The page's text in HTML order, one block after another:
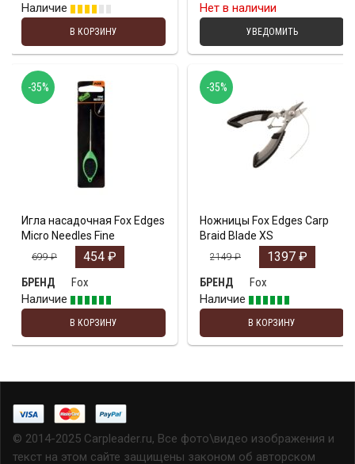
Наличие
В КОРЗИНУ
Нет в наличии
УВЕДОМИТЬ
Игла насадочная Fox Edges
Micro Needles Fine
699₽ 454 ₽
БРЕНД
Fox
Наличие
В КОРЗИНУ
-35%
Ножницы Fox Edges Carp
Braid Blade XS
2149₽ 1397 ₽
БРЕНД
Fox
Наличие
В КОРЗИНУ
-35%
© 2014-2025 Carpleader.ru, Все фото\видео изображения и
текст на этом сайте защищены законом об авторском